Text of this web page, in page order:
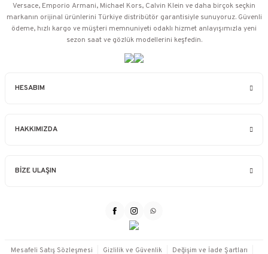
HESABIM
HAKKIMIZDA
BİZE ULAŞIN
Versace, Emporio Armani, Michael Kors, Calvin Klein ve daha birçok seçkin
markanın orijinal ürünlerini Türkiye distribütör garantisiyle sunuyoruz. Güvenli
ödeme, hızlı kargo ve müşteri memnuniyeti odaklı hizmet anlayışımızla yeni
sezon saat ve gözlük modellerini keşfedin.
Mesafeli Satış Sözleşmesi Gizlilik ve Güvenlik Değişim ve İade Şartları